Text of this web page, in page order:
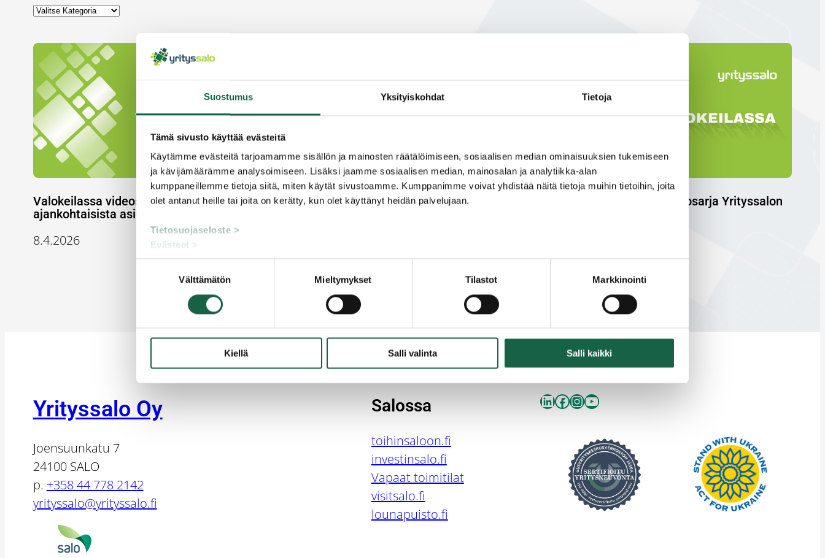
Suostumus Yksityiskohdat Tietoja
Tämä sivusto käyttää evästeitä
Käytämme evästeitä tarjoamamme sisällön ja mainosten räätälöimiseen, sosiaalisen median ominaisuuksien tukemiseen
ja kävijämäärämme analysoimiseen. Lisäksi jaamme sosiaalisen median, mainosalan ja analytiikka-alan
kumppaneillemme tietoja siitä, miten käytät sivustoamme. Kumppanimme voivat yhdistää näitä tietoja muihin tietoihin, joita
olet antanut heille tai joita on kerätty, kun olet käyttänyt heidän palvelujaan.
Tietosuojaseloste >
Evästeet >
Välttämätön Mieltymykset Tilastot Markkinointi
Kiellä Salli valinta Salli kaikki
Valokeilassa videosarja kertoo
ajankohtaisista asioista
8.4.2026
Valokeilassa – Uusi videosarja Yrityssalon
Valokeilassa – Uusi videosarja Yrityssalon
Yrityssalo Oy
Joensuunkatu 7
24100 SALO
p. +358 44 778 2142
yrityssalo@yrityssalo.fi
Salossa
toihinsaloon.fi
investinsalo.fi
Vapaat toimitilat
visitsalo.fi
lounapuisto.fi
LinkedIn
Facebook
Instagram
YouTube